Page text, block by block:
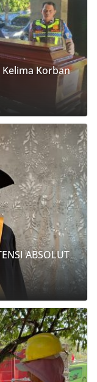
Kelima Korban
ABSOLUT